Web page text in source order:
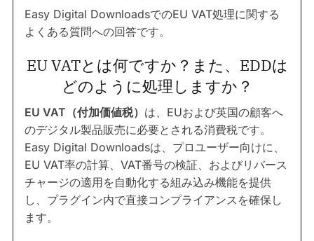
Easy Digital DownloadsでのEU VAT処理に関する
よくある質問への回答です。
EU VATとは何ですか？また、EDDは
どのように処理しますか？
EU VAT（付加価値税） は、EUおよび英国の顧客へ
のデジタル製品販売に必要とされる消費税です。
Easy Digital Downloadsは、プロユーザー向けに、
EU VAT率の計算、VAT番号の検証、およびリバース
チャージの適用を自動化する組み込み機能を提供
し、プラグイン内で直接コンプライアンスを確保し
ます。